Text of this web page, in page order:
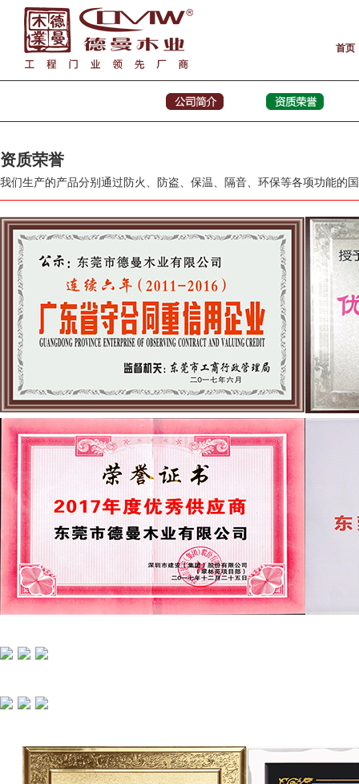
首页
资质荣誉
我们生产的产品分别通过防火、防盗、保温、隔音、环保等各项功能的